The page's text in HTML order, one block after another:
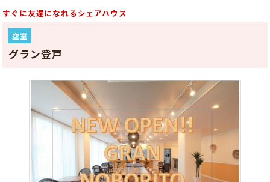
すぐに友達になれるシェアハウス
空室
グラン登戸